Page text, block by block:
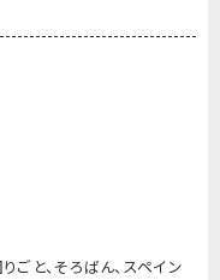
ごと、そろばん、スペイン